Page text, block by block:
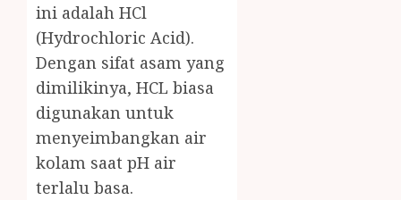
ini adalah HCl
(Hydrochloric Acid).
Dengan sifat asam yang
dimilikinya, HCL biasa
digunakan untuk
menyeimbangkan air
kolam saat pH air
terlalu basa.